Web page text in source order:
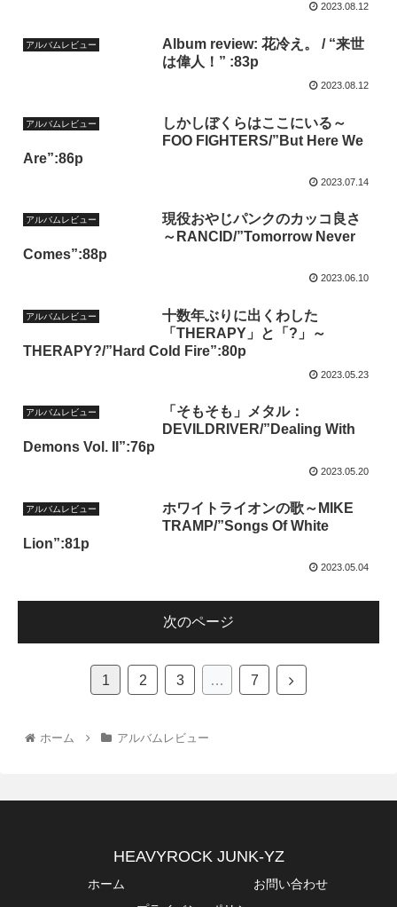
2023.08.12
アルバムレビュー
Album review: 花冷え。 / “来世
は偉人！” :83p
2023.08.12
アルバムレビュー
しかしぼくらはここにいる～
FOO FIGHTERS/”But Here We
Are”:86p
2023.07.14
アルバムレビュー
現役おやじパンクのカッコ良さ
～RANCID/”Tomorrow Never
Comes”:88p
2023.06.10
アルバムレビュー
十数年ぶりに出くわした
「THERAPY」と「?」～
THERAPY?/”Hard Cold Fire”:80p
2023.05.23
アルバムレビュー
「そもそも」メタル：
DEVILDRIVER/”Dealing With
Demons Vol. II”:76p
2023.05.20
アルバムレビュー
ホワイトライオンの歌～MIKE
TRAMP/”Songs Of White
Lion”:81p
2023.05.04
次のページ
1 2 3 … 7
ホーム アルバムレビュー
HEAVYROCK JUNK-YZ
ホーム
お問い合わせ